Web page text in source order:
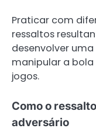
Praticar com
ressaltos
desenvolver
manipular a
jogos.
Como o
adversário